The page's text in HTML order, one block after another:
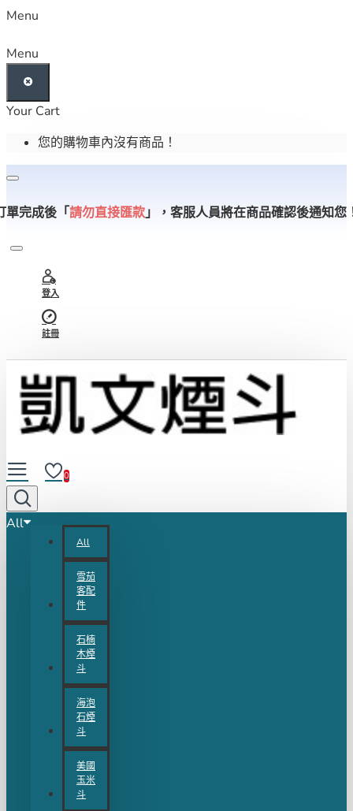
Menu
Menu
Your Cart
您的購物車內沒有商品！
單完成後「請勿直接匯款 」， 客服人員將在商品確認後通知您
登入
註冊
0
All
All
雪茄
客配
件
石楠
木煙
斗
海泡
石煙
斗
美國
玉米
斗